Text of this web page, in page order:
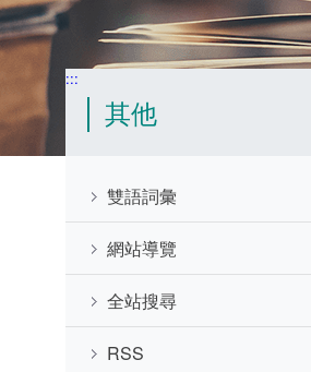
:::
其他
雙語詞彙
網站導覽
全站搜尋
RSS